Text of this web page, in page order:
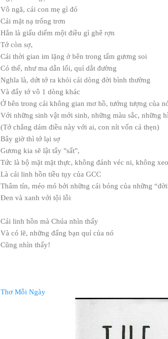
Vô ngã, cái con mẹ gì đó
Cái mặt nạ trống trơn
Hẳn là giấu diếm một điều gì ghê rợn
Tớ còn sợ,
Cái thời gian im lặng ở bên trong tấm gương soi
Có thể, như ma dẫn lối, quỉ dắt đường
Nghĩa là, dứt tớ ra khỏi cái dòng đời bình thường
Và đẩy tớ vô 1 dòng khác
Ở bên trong cái không gian mơ hồ, tưởng tượng của
Với những sinh vật mới sinh, những màu sắc, những
(Tớ chẳng dám điều này với ai, con nít vốn cả thẹn)
Bây giờ thì tớ lại sợ
Gương kia sẽ lật tẩy "sất",
Tức là bộ mặt mặt thực, không đánh véc ni, không
Là cái linh hồn tiều tụy của GCC
Thâm tín, méo mó bởi những cái bóng của những
Đen và xanh với tội lỗi
Cái linh hồn mà Chúa nhìn thấy
Và có lẽ, những đấng bạn quí của nó
Cũng nhìn thấy!
Thơ Mỗi Ngày